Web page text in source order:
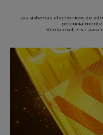
Los sistemas electrónicos de
potencialmente
Venta exclusiva para